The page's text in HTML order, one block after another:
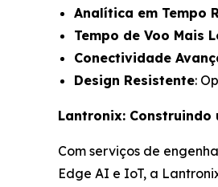
Analítica em Tempo
Tempo de Voo Mais
Conectividade
Design Resistente:
Lantronix:
Com serviços de
Edge AI e IoT, a